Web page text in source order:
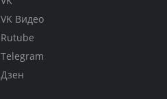
VK Видео
Rutube
Telegram
Дзен